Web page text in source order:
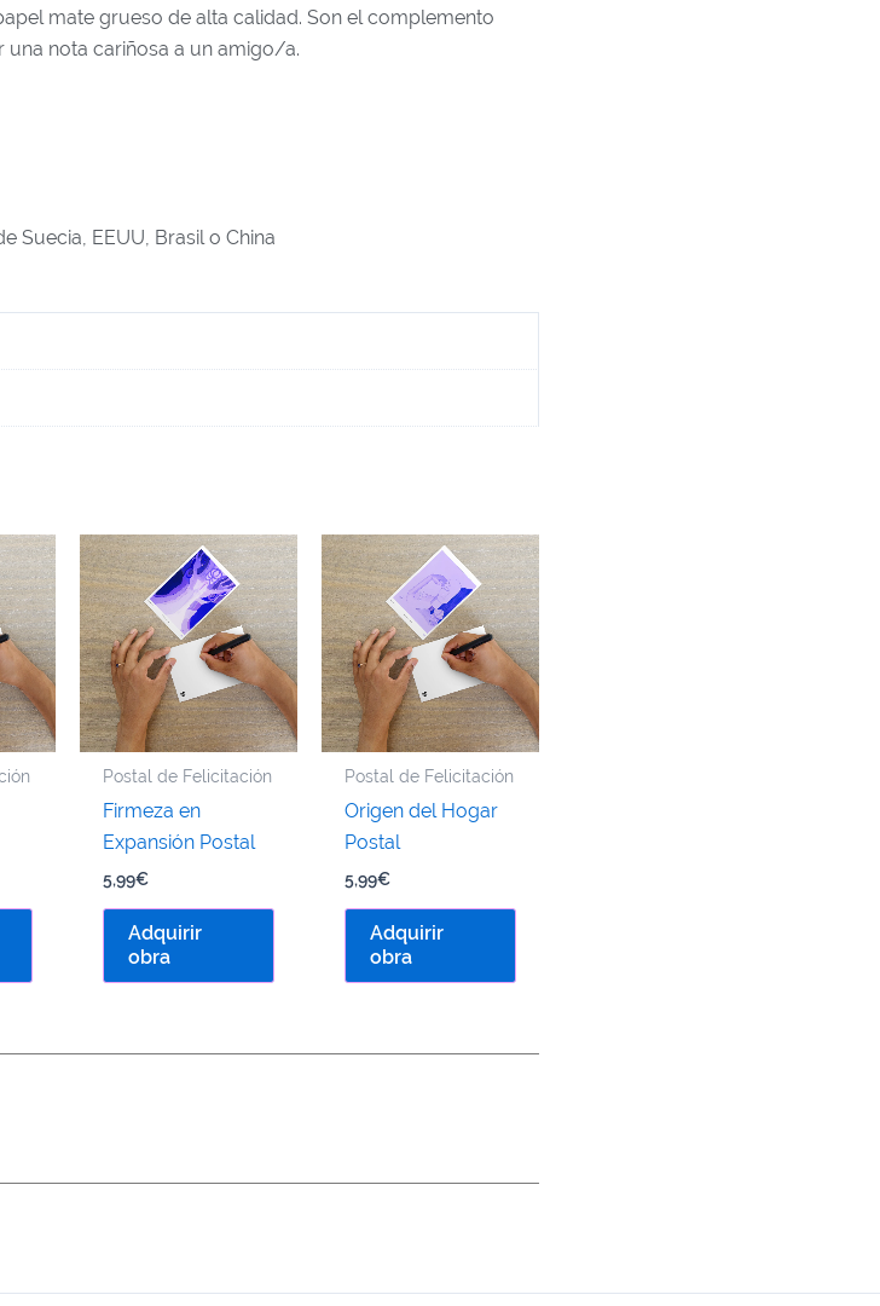
mate grueso de alta calidad. Son el complemento
una nota cariñosa a un amigo/a.
Suecia, EEUU, Brasil o China
Postal de Felicitación
Firmeza en
Expansión Postal
5,99€
Adquirir
obra
Postal de Felicitación
Origen del Hogar
Postal
5,99€
Adquirir
obra